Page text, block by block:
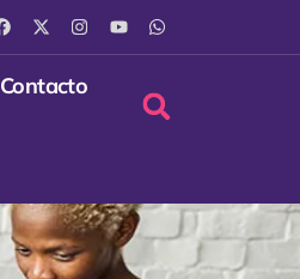
Contacto